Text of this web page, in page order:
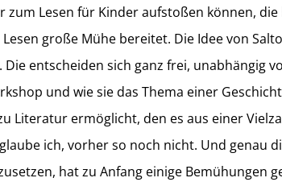
zum Lesen für Kinder aufstoßen können,
große Mühe bereitet. Die Idee von
Die entscheiden sich ganz frei, unabhängig
und wie sie das Thema einer
Literatur ermöglicht, den es aus einer
ich, vorher so noch nicht. Und genau
hat zu Anfang einige Bemühungen